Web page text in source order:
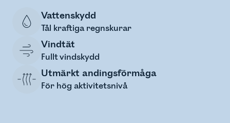
Vattenskydd
Tål kraftiga regnskurar
Vindtät
Fullt vindskydd
Utmärkt andingsförmåga
För hög aktivitetsnivå